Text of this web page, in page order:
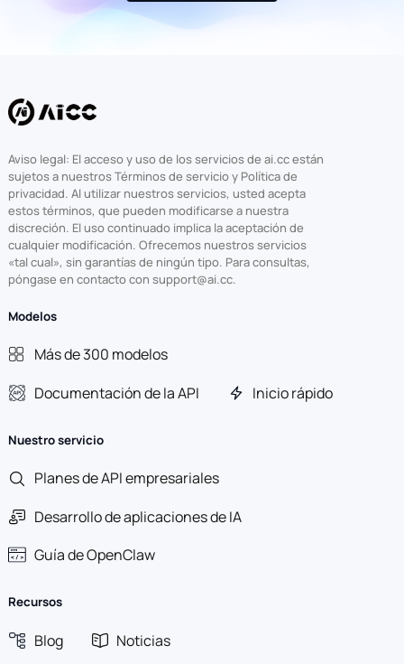
Aviso legal: El acceso y uso de los servicios de ai.cc están
sujetos a nuestros Términos de servicio y Política de
privacidad. Al utilizar nuestros servicios, usted acepta
estos términos, que pueden modificarse a nuestra
discreción. El uso continuado implica la aceptación de
cualquier modificación. Ofrecemos nuestros servicios
«tal cual», sin garantías de ningún tipo. Para consultas,
póngase en contacto con support@ai.cc.
Modelos
Más de 300 modelos
Documentación de la API
Inicio rápido
Nuestro servicio
Planes de API empresariales
Desarrollo de aplicaciones de IA
Guía de OpenClaw
Recursos
Blog Noticias